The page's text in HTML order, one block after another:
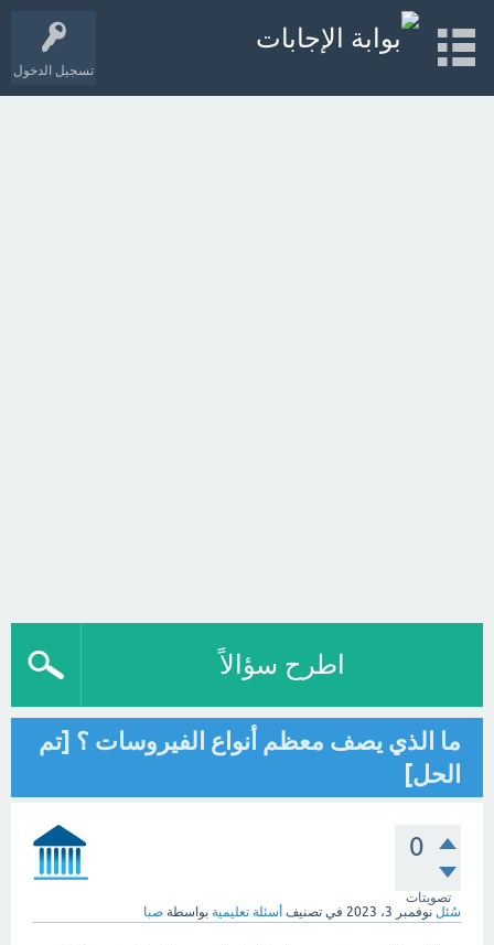
تسجيل الدخول
اطرح سؤالاً
ما الذي يصف معظم أنواع الفيروسات ؟ [تم
الحل]
0
تصويتات
سُئل نوفمبر 3، 2023 في تصنيف أسئلة تعليمية بواسطة صبا